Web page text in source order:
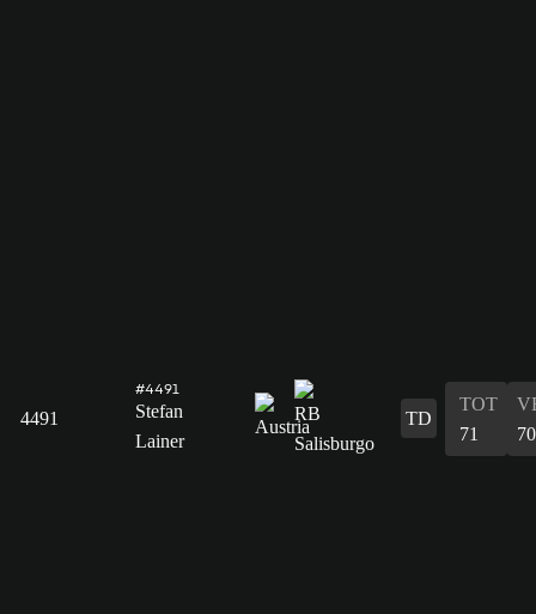
4491
#4491
Stefan
Lainer
TD
TOT
71
70